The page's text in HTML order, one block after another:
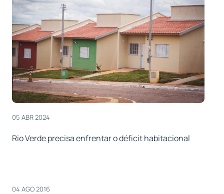
05 ABR 2024
Rio Verde precisa enfrentar o déficit habitacional
04 AGO 2016